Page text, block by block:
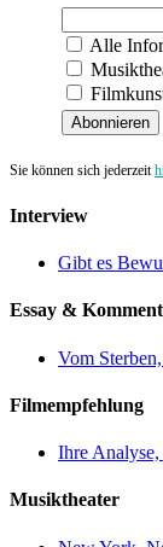
Alle
Abonnieren
Sie können sich jederzeit
Interview
Gibt es
Essay &
Vom
Filmempfehlung
Ihre
Musiktheater